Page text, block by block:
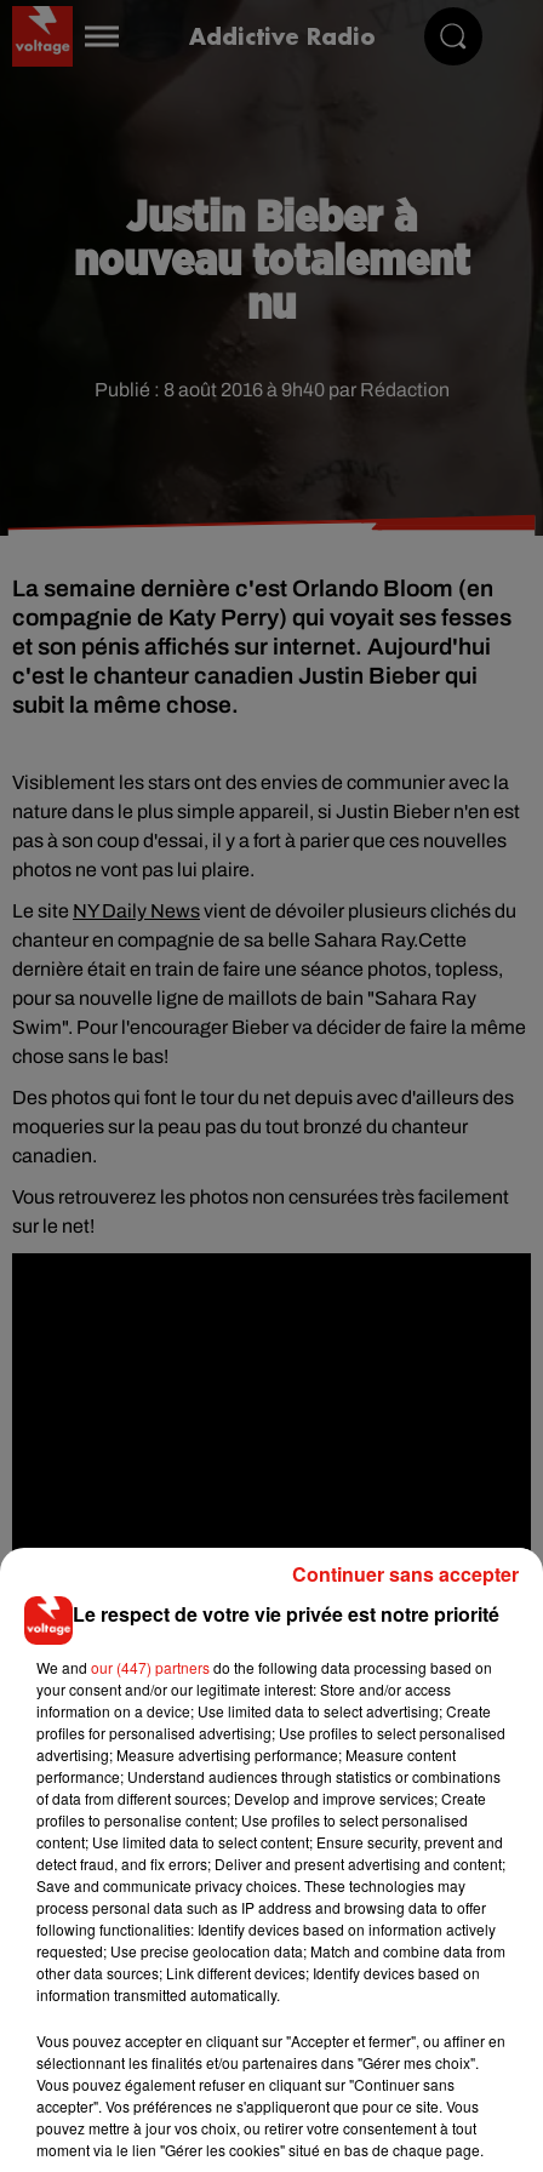
Addictive Radio
Justin Bieber à
nouveau totalement
nu
Publié : 8 août 2016 à 9h40 par Rédaction
La semaine dernière c'est Orlando Bloom (en
compagnie de Katy Perry) qui voyait ses fesses
et son pénis affichés sur internet. Aujourd'hui
c'est le chanteur canadien Justin Bieber qui
subit la même chose.
Visiblement les stars ont des envies de communier avec la
nature dans le plus simple appareil, si Justin Bieber n'en est
pas à son coup d'essai, il y a fort à parier que ces nouvelles
photos ne vont pas lui plaire.
Le site NY Daily Newsvient de dévoiler plusieurs clichés du
chanteur en compagnie de sa belle Sahara Ray.Cette
dernière était en train de faire une séance photos, topless,
pour sa nouvelle ligne de maillots de bain "Sahara Ray
Swim". Pour l'encourager Bieber va décider de faire la même
chose sans le bas!
Des photos qui font le tour du net depuis avec d'ailleurs des
moqueries sur la peau pas du tout bronzé du chanteur
canadien.
Vous retrouverez les photos non censurées très facilement
sur le net!
Musique
7 août 2026
RÜFÜS DU SOL annonce un nouvel
album après sa tournée mondiale
7 août 2026
Angèle et Amélie Lens dévoilent leur
collaboration tant attendue
Le respect de votre vie privée est notre priorité
We and our (447) partnersdo the following data processing based on
your consent and/or our legitimate interest: Store and/or access
information on a device; Use limited data to select advertising; Create
profiles for personalised advertising; Use profiles to select personalised
advertising; Measure advertising performance; Measure content
performance; Understand audiences through statistics or combinations
of data from different sources; Develop and improve services; Create
profiles to personalise content; Use profiles to select personalised
content; Use limited data to select content; Ensure security, prevent and
detect fraud, and fix errors; Deliver and present advertising and content;
Save and communicate privacy choices. These technologies may
process personal data such as IP address and browsing data to offer
following functionalities: Identify devices based on information actively
requested; Use precise geolocation data; Match and combine data from
other data sources; Link different devices; Identify devices based on
information transmitted automatically.
Vous pouvez accepter en cliquant sur "Accepter et fermer", ou affiner en
sélectionnant les finalités et/ou partenaires dans "Gérer mes choix".
Vous pouvez également refuser en cliquant sur "Continuer sans
accepter". Vos préférences ne s'appliqueront que pour ce site. Vous
pouvez mettre à jour vos choix, ou retirer votre consentement à tout
moment via le lien "Gérer les cookies" situé en bas de chaque page.
Continuer sans accepter